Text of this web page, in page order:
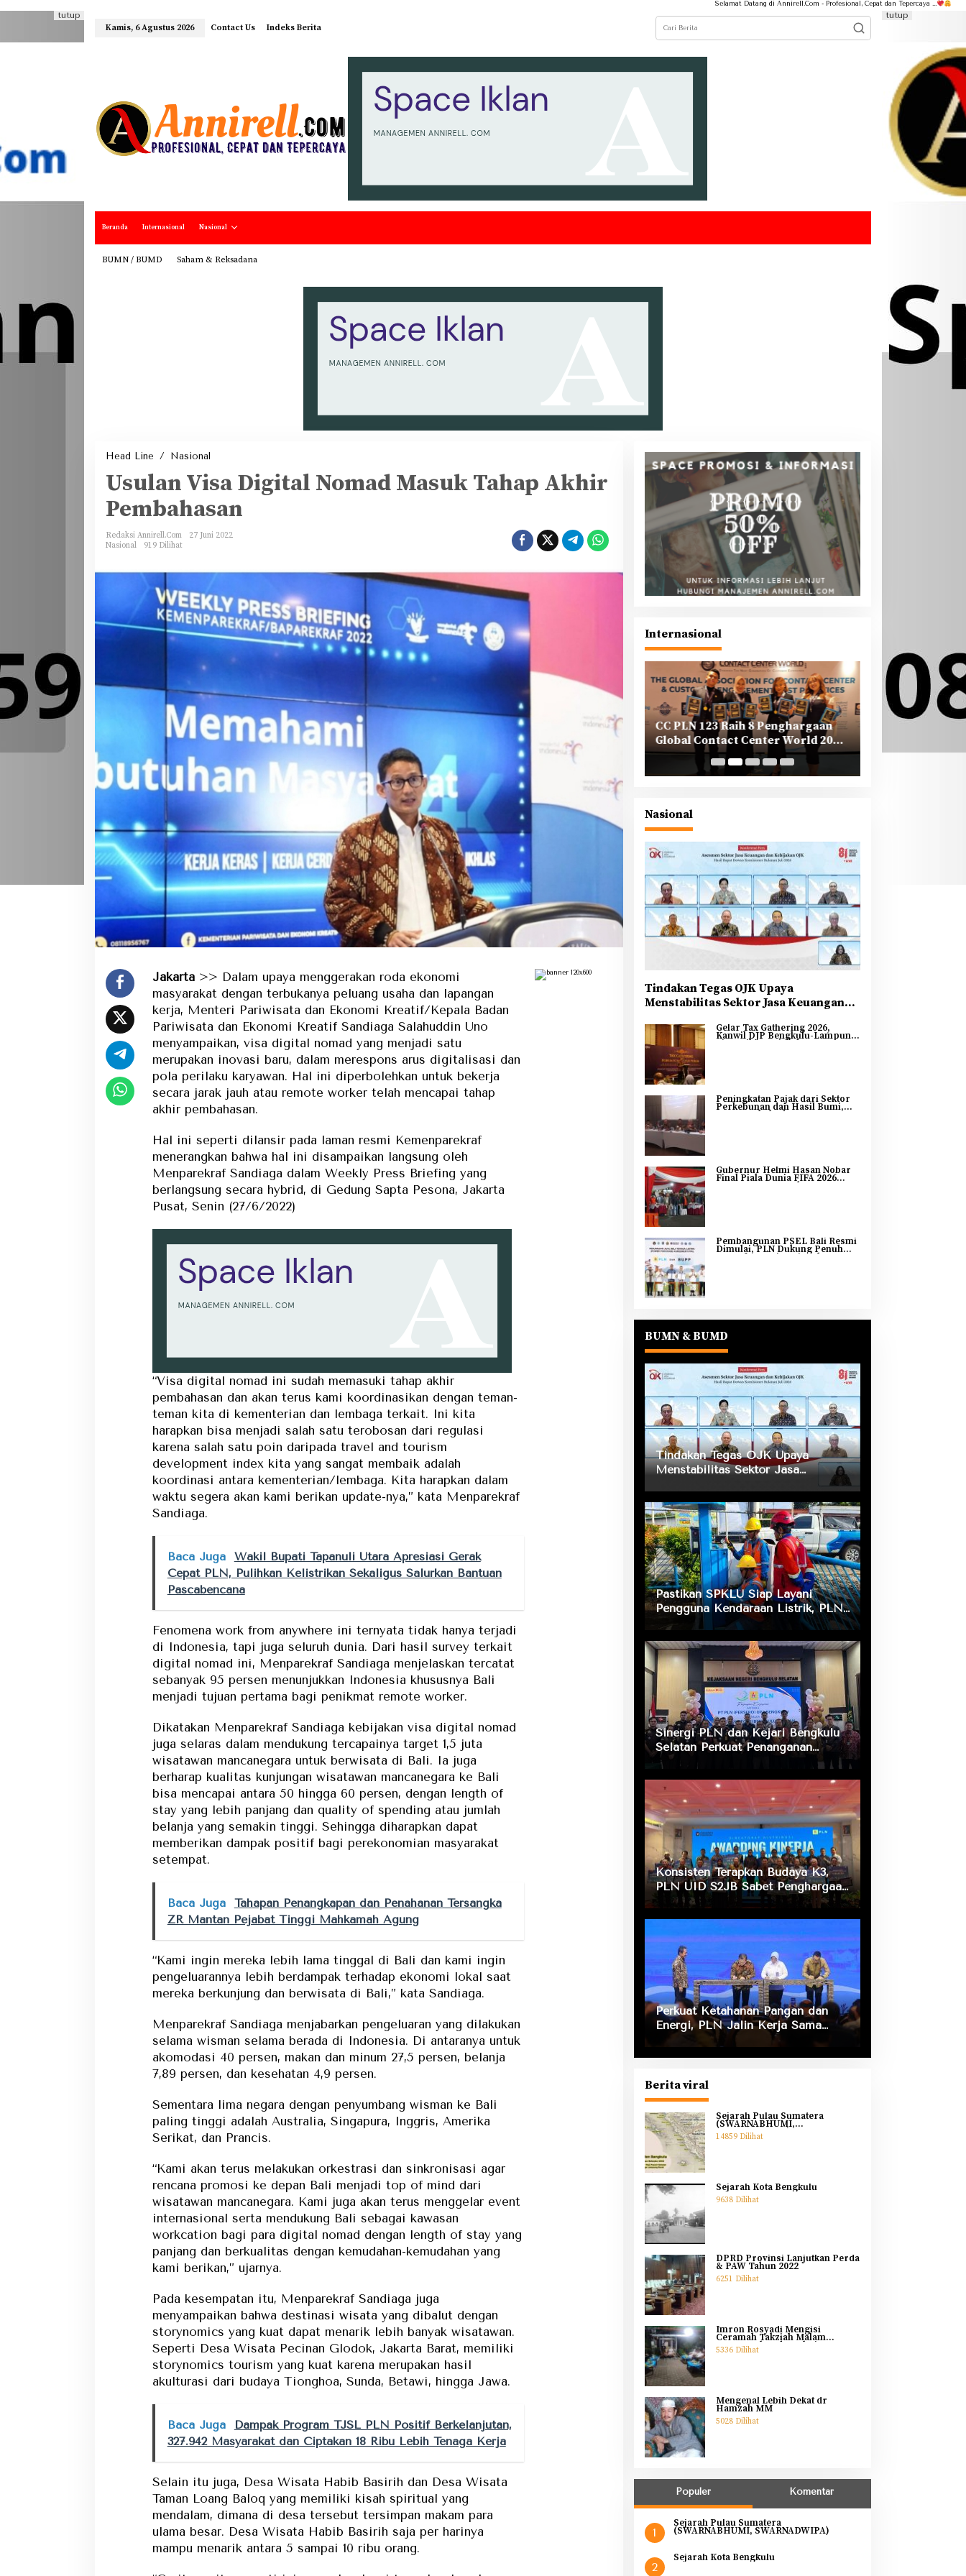
Selamat Datang di Annirell.Com - Profesional, Cepat dan Tepercaya ...
Kamis, 6 Agustus 2026 Contact Us Indeks Berita
Beranda Internasional Nasional
BUMN / BUMD Saham & Reksadana
tutup tutup
Head Line / Nasional
Nomad
Masuk
Akhir
Pembahasan
Usulan Visa Digital Nomad Masuk Tahap Akhir
Pembahasan
Redaksi Annirell.Com
27 Juni 2022
Nasional
919 Dilihat
Jakarta>> Dalam upaya menggerakan roda ekonomi
masyarakat dengan terbukanya peluang usaha dan lapangan
kerja, Menteri Pariwisata dan Ekonomi Kreatif/Kepala Badan
Pariwisata dan Ekonomi Kreatif Sandiaga Salahuddin Uno
menyampaikan, visa digital nomad yang menjadi satu
merupakan inovasi baru, dalam merespons arus digitalisasi dan
pola perilaku karyawan. Hal ini diperbolehkan untuk bekerja
secara jarak jauh atau remote worker telah mencapai tahap
akhir pembahasan.
Hal ini seperti dilansir pada laman resmi Kemenparekraf
menerangkan bahwa hal ini disampaikan langsung oleh
Menparekraf Sandiaga dalam Weekly Press Briefing yang
berlangsung secara hybrid, di Gedung Sapta Pesona, Jakarta
Pusat, Senin (27/6/2022)
“Visa digital nomad ini sudah memasuki tahap akhir
pembahasan dan akan terus kami koordinasikan dengan teman-
teman kita di kementerian dan lembaga terkait. Ini kita
harapkan bisa menjadi salah satu terobosan dari regulasi
karena salah satu poin daripada travel and tourism
development index kita yang sangat membaik adalah
koordinasi antara kementerian/lembaga. Kita harapkan dalam
waktu segera akan kami berikan update-nya,” kata Menparekraf
Sandiaga.
Baca Juga
Wakil Bupati Tapanuli Utara Apresiasi Gerak
Cepat PLN, Pulihkan Kelistrikan Sekaligus Salurkan Bantuan
Pascabencana
Fenomena work from anywhere ini ternyata tidak hanya terjadi
di Indonesia, tapi juga seluruh dunia. Dari hasil survey terkait
digital nomad ini, Menparekraf Sandiaga menjelaskan tercatat
sebanyak 95 persen menunjukkan Indonesia khususnya Bali
menjadi tujuan pertama bagi penikmat remote worker.
Dikatakan Menparekraf Sandiaga kebijakan visa digital nomad
juga selaras dalam mendukung tercapainya target 1,5 juta
wisatawan mancanegara untuk berwisata di Bali. Ia juga
berharap kualitas kunjungan wisatawan mancanegara ke Bali
bisa mencapai antara 50 hingga 60 persen, dengan length of
stay yang lebih panjang dan quality of spending atau jumlah
belanja yang semakin tinggi. Sehingga diharapkan dapat
memberikan dampak positif bagi perekonomian masyarakat
setempat.
Baca Juga
Tahapan Penangkapan dan Penahanan Tersangka
ZR Mantan Pejabat Tinggi Mahkamah Agung
“Kami ingin mereka lebih lama tinggal di Bali dan kami ingin
pengeluarannya lebih berdampak terhadap ekonomi lokal saat
mereka berkunjung dan berwisata di Bali,” kata Sandiaga.
Menparekraf Sandiaga menjabarkan pengeluaran yang dilakukan
selama wisman selama berada di Indonesia. Di antaranya untuk
akomodasi 40 persen, makan dan minum 27,5 persen, belanja
7,89 persen, dan kesehatan 4,9 persen.
Sementara lima negara dengan penyumbang wisman ke Bali
paling tinggi adalah Australia, Singapura, Inggris, Amerika
Serikat, dan Prancis.
“Kami akan terus melakukan orkestrasi dan sinkronisasi agar
rencana promosi ke depan Bali menjadi top of mind dari
wisatawan mancanegara. Kami juga akan terus menggelar event
internasional serta mendukung Bali sebagai kawasan
workcation bagi para digital nomad dengan length of stay yang
panjang dan berkualitas dengan kemudahan-kemudahan yang
kami berikan,” ujarnya.
Pada kesempatan itu, Menparekraf Sandiaga juga
menyampaikan bahwa destinasi wisata yang dibalut dengan
storynomics yang kuat dapat menarik lebih banyak wisatawan.
Seperti Desa Wisata Pecinan Glodok, Jakarta Barat, memiliki
storynomics tourism yang kuat karena merupakan hasil
akulturasi dari budaya Tionghoa, Sunda, Betawi, hingga Jawa.
Baca Juga
Dampak Program TJSL PLN Positif Berkelanjutan,
327.942 Masyarakat dan Ciptakan 18 Ribu Lebih Tenaga Kerja
Selain itu juga, Desa Wisata Habib Basirih dan Desa Wisata
Taman Loang Baloq yang memiliki kisah spiritual yang
mendalam, dimana di desa tersebut tersimpan makam para
ulama besar. Desa Wisata Habib Basirih saja per harinya
mampu menarik antara 5 sampai 10 ribu orang.
Internasional
Ke Tanah Suci Biar Fokus Ibadah,
Urusan Koneksi Pakai Tri Ibadah
CC PLN 123 Raih 8 Penghargaan
Global Contact Center World 2025
di Yunani
Berkeadilan di
Nasional
Tindakan Tegas OJK Upaya
Menstabilitas Sektor Jasa Keuangan
Penguatan Sektor Keuangan
Gelar Tax Gathering 2026,
Kanwil DJP Bengkulu-Lampung
Sinergikan Pajak dan
Peningkatan Pajak dari Sektor
Perkebunan dan Hasil Bumi,
DJP Bengkulu dan Lampung
Gubernur Helmi Hasan Nobar
Final Piala Dunia FIFA 2026
Bersama Masyarakat, UMKM
Pembangunan PSEL Bali Resmi
Dimulai, PLN Dukung Penuh
Transformasi Nasional
BUMN & BUMD
Tindakan Tegas OJK Upaya
Menstabilitas Sektor Jasa
Sektor Keuangan
Pastikan SPKLU Siap Layani
Pengguna Kendaraan Listrik, PLN
ULP Nusa Indah Lakukan
Daya
Sinergi PLN dan Kejari Bengkulu
Selatan Perkuat Penanganan
Masalah Hukum, Dukung Layanan
Konsisten Terapkan Budaya K3,
PLN UID S2JB Sabet Penghargaan
Zero Accident
Perkuat Ketahanan Pangan dan
Energi, PLN Jalin Kerja Sama
Strategis dengan Kementerian
Berita viral
Sejarah Pulau Sumatera
(SWARNABHUMI,
SWARNADWIPA)
14859 Dilihat
Sejarah Kota Bengkulu
9638 Dilihat
DPRD Provinsi Lanjutkan Perda
& PAW Tahun 2022
6251 Dilihat
Imron Rosyadi Mengisi
Ceramah Takziah Malam
Pertama Ibunda Helmi
5336 Dilihat
Mengenal Lebih Dekat dr
Hamzah MM
5028 Dilihat
Populer Komentar
1
Sejarah Pulau Sumatera
(SWARNABHUMI, SWARNADWIPA)
2
Sejarah Kota Bengkulu